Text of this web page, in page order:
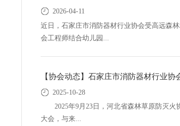
2026-04-11
近日，石家庄市消防器材行业协会受高远森
会工程师结合幼儿园...
【协会动态】石家庄市消防器材行业
2025-10-28
2025年9月23日，河北省森林草原防灭火
大会，与来...